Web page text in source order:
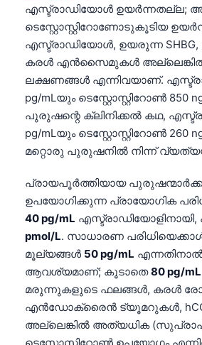
എസ്ട്രാഡിയോൾ ഉയർന്നതല്ല;
ടെസ്റ്റോസ്റ്റിറോണോടുകൂടിയ
എസ്ട്രാഡിയോൾ, ഉയരുന്ന
കരൾ എൻസൈമുകൾ
ലക്ഷണങ്ങൾ എന്നിവയാണ്.
pg/mLയും ടെസ്റ്റോസ്റ്റിറോൺ 850
പുരുഷന്റെ ക്ലിനിക്കൽ കഥ,
pg/mLയും ടെസ്റ്റോസ്റ്റിറോൺ 260
മറ്റൊരു പുരുഷനിൽ നിന്ന്
പ്രായപൂർത്തിയായ
ഉപയോഗിക്കുന്ന പ്രായോഗിക
40 pg/mL
pmol/L. സാധാരണ
മൂല്യങ്ങൾ 50 pg/mL
ആവശ്യമാണ്; കൂടാതെ80 pg/mL
മരുന്നുകളുടെ ഫലങ്ങൾ, കരൾ
എൻഡോക്രൈൻ ട്യൂമറുകൾ,
അല്ലെങ്കിൽ അത്യധിക
ടെസ്റ്റോസ്റ്റിറോൺ ഉപയോഗം